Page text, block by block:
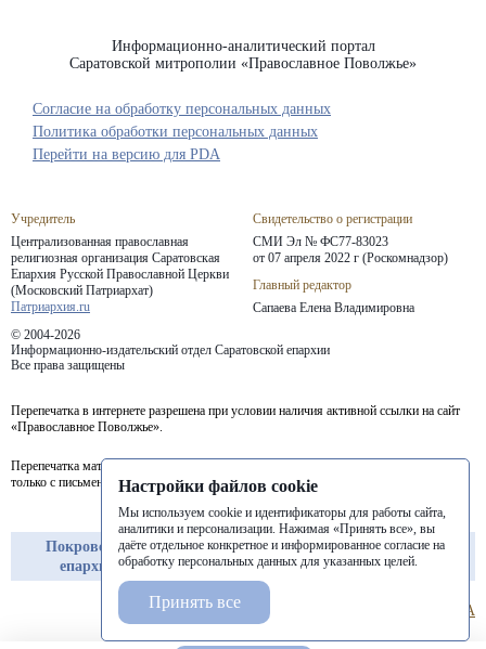
Информационно-аналитический портал
Саратовской митрополии «Православное Поволжье»
Учредитель
Централизованная православная
религиозная организация Саратовская
Епархия Русской Православной Церкви
(Московский Патриархат)
Патриархия.ru
Свидетельство о регистрации
СМИ Эл № ФС77-83023
от 07 апреля 2022 г (Роскомнадзор)
Главный редактор
Сапаева Елена Владимировна
© 2004-2026
Информационно-издательский отдел Саратовской епархии
Все права защищены
Согласие на обработку персональных данных
Политика обработки персональных данных
Перепечатка в интернете разрешена при условии наличия активной ссылки на сайт
«Православное Поволжье».
Перепечатка материалов портала в печатных изданиях (книгах, прессе) возможна
только с письменного разрешения редакции.
Покровская
епархия
Балашовская
епархия
Балаковская
епархия
Перейти на версию для PDA
Настройки файлов cookie
Мы используем cookie и идентификаторы для работы сайта,
аналитики и персонализации. Нажимая «Принять все», вы
даёте отдельное конкретное и информированное согласие на
обработку персональных данных для указанных целей.
Принять все